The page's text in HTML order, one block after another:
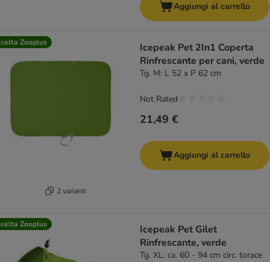
Aggiungi al carrello
Zooplus
2 varianti
Icepeak Pet 2In1 Coperta
Rinfrescante per cani, verde
Tg. M: L 52 x P 62 cm
21,49 €
Not Rated
Aggiungi al carrello
Zooplus
Icepeak Pet Gilet
Rinfrescante, verde
Tg. XL: ca. 60 - 94 cm circ. torace